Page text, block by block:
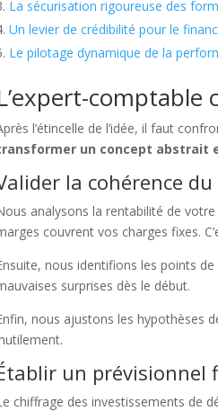
La sécurisation rigoureuse des
Un levier de crédibilité pour le
Le pilotage dynamique de la
l’étincelle de l’idée, il faut
un concept abstrait
la cohérence
analysons la rentabilité de
couvrent vos charges fixes.
nous identifions les points
surprises dès le début.
nous ajustons les hypothèses
un prévisionnel
chiffrage des investissements de